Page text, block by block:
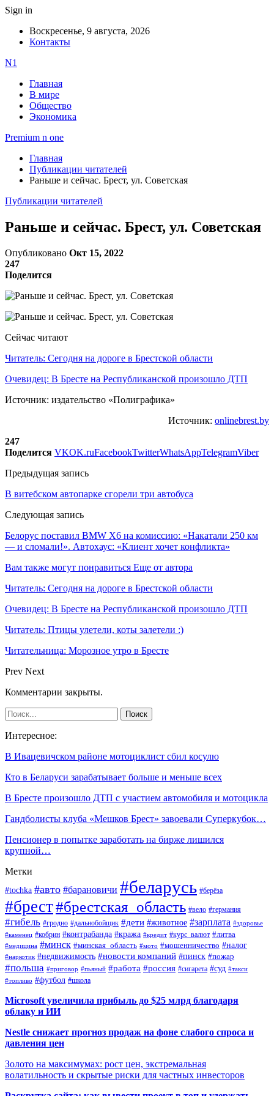
Sign in
Воскресенье, 9 августа, 2026
Контакты
N1
Главная
В мире
Общество
Экономика
Premium n one
Главная
Публикации читателей
Раньше и сейчас. Брест, ул. Советская
Публикации читателей
Раньше и сейчас. Брест, ул. Советская
Опубликовано Окт 15, 2022
247
Поделится
Сейчас читают
Читатель: Сегодня на дороге в Брестской области
Очевидец: В Бресте на Республиканской произошло ДТП
Источник: издательство «Полиграфика»
Источник: onlinebrest.by
247
Поделится VKOK.ruFacebookTwitterWhatsAppTelegramViber
Предыдущая запись
В витебском автопарке сгорели три автобуса
Следующая запись
Белорус поставил BMW X6 на комиссию: «Накатали 250 км
— и сломали!». Автохаус: «Клиент хочет конфликта»
Вам также могут понравиться Еще от автора
Читатель: Сегодня на дороге в Брестской области
Очевидец: В Бресте на Республиканской произошло ДТП
Читатель: Птицы улетели, коты залетели :)
Читательница: Морозное утро в Бресте
Prev Next
Комментарии закрыты.
Интересное:
В Ивацевичском районе мотоциклист сбил косулю
Кто в Беларуси зарабатывает больше и меньше всех
В Бресте произошло ДТП с участием автомобиля и мотоцикла
Гандболисты клуба «Мешков Брест» завоевали Суперкубок…
Пенсионер в попытке заработать на бирже лишился
крупной…
Метки
#tochka #авто #барановичи #беларусь #берёза
#брест#брестская_область #вело #германия
#гибель #гродно #дальнобойщик #дети #животное #зарплата #здоровье
#каменец #кобрин #контрабанда #кража #кредит #курс_валют #литва
#медицина #минск #минская_область #мото #мошенничество #налог
#наркотик #недвижимость #новости компаний #пинск #пожар
#польша #приговор #пьяный #работа #россия #сигарета #суд #такси
#топливо #футбол #школа
Microsoft увеличила прибыль до $25 млрд благодаря
облаку и ИИ
Nestle снижает прогноз продаж на фоне слабого спроса и
давления цен
Золото на максимумах: рост цен, экстремальная
волатильность и скрытые риски для частных инвесторов